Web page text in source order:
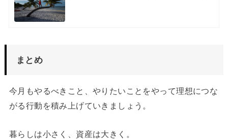
まとめ
今月もやるべきこと、やりたいことをやって理想につな
がる行動を積み上げていきましょう。
暮らしは小さく、資産は大きく。